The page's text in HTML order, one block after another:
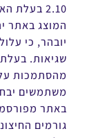
2.10
המוצג באתר
יובהר, כי
שגיאות.
מהסתמכות
משתמשים
באתר
גורמים